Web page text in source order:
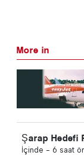
More in
Şarap
İçinde - 6 saat